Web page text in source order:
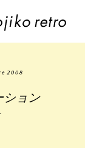
ション